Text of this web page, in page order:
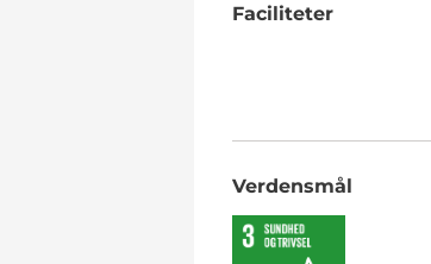
Faciliteter
Verdensmål